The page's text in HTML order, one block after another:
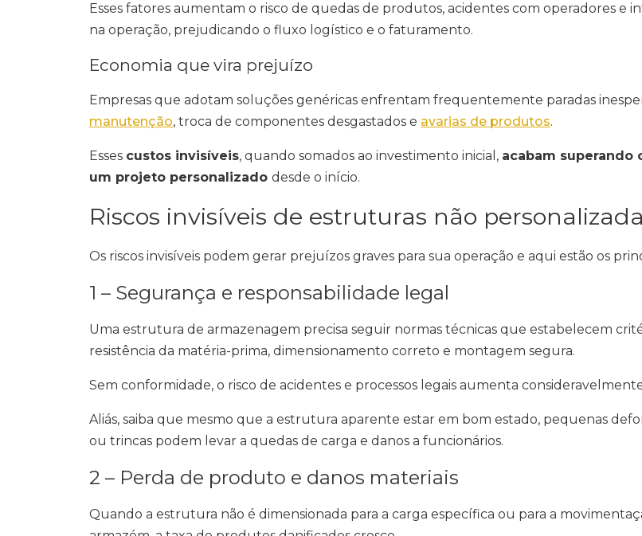
Esses fatores aumentam o risco de quedas de produtos, acidentes com operadores e
na operação, prejudicando o fluxo logístico e o faturamento.
Economia que vira prejuízo
Empresas que adotam soluções genéricas enfrentam frequentemente paradas
manutenção, troca de componentes desgastados e avarias de produtos.
Esses custos invisíveis, quando somados ao investimento inicial, acabam superando
um projeto personalizado desde o início.
Riscos invisíveis de estruturas não
Os riscos invisíveis podem gerar prejuízos graves para sua operação e aqui estão os
1 – Segurança e responsabilidade legal
Uma estrutura de armazenagem precisa seguir normas técnicas que estabelecem
resistência da matéria-prima, dimensionamento correto e montagem segura.
Sem conformidade, o risco de acidentes e processos legais aumenta
Aliás, saiba que mesmo que a estrutura aparente estar em bom estado, pequenas
ou trincas podem levar a quedas de carga e danos a funcionários.
2 – Perda de produto e danos materiais
Quando a estrutura não é dimensionada para a carga específica ou para a